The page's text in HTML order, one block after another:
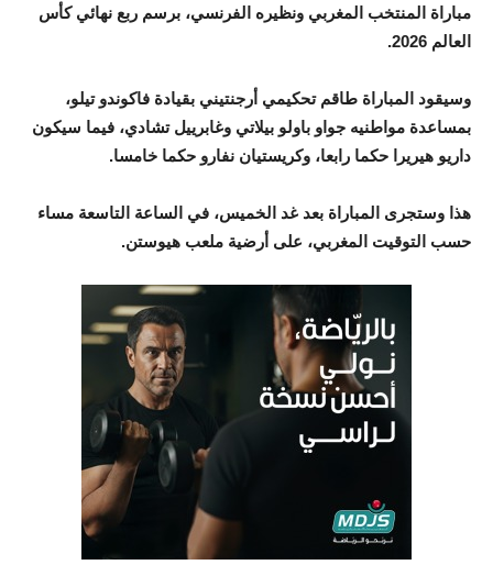
مباراة المنتخب المغربي ونظيره الفرنسي، برسم ربع نهائي كأس
العالم 2026.
وسيقود المباراة طاقم تحكيمي أرجنتيني بقيادة فاكوندو تيلو،
بمساعدة مواطنيه جواو باولو بيلاتي وغابرييل تشادي، فيما سيكون
داريو هيريرا حكما رابعا، وكريستيان نفارو حكما خامسا.
هذا وستجرى المباراة بعد غد الخميس، في الساعة التاسعة مساء
حسب التوقيت المغربي، على أرضية ملعب هيوستن.